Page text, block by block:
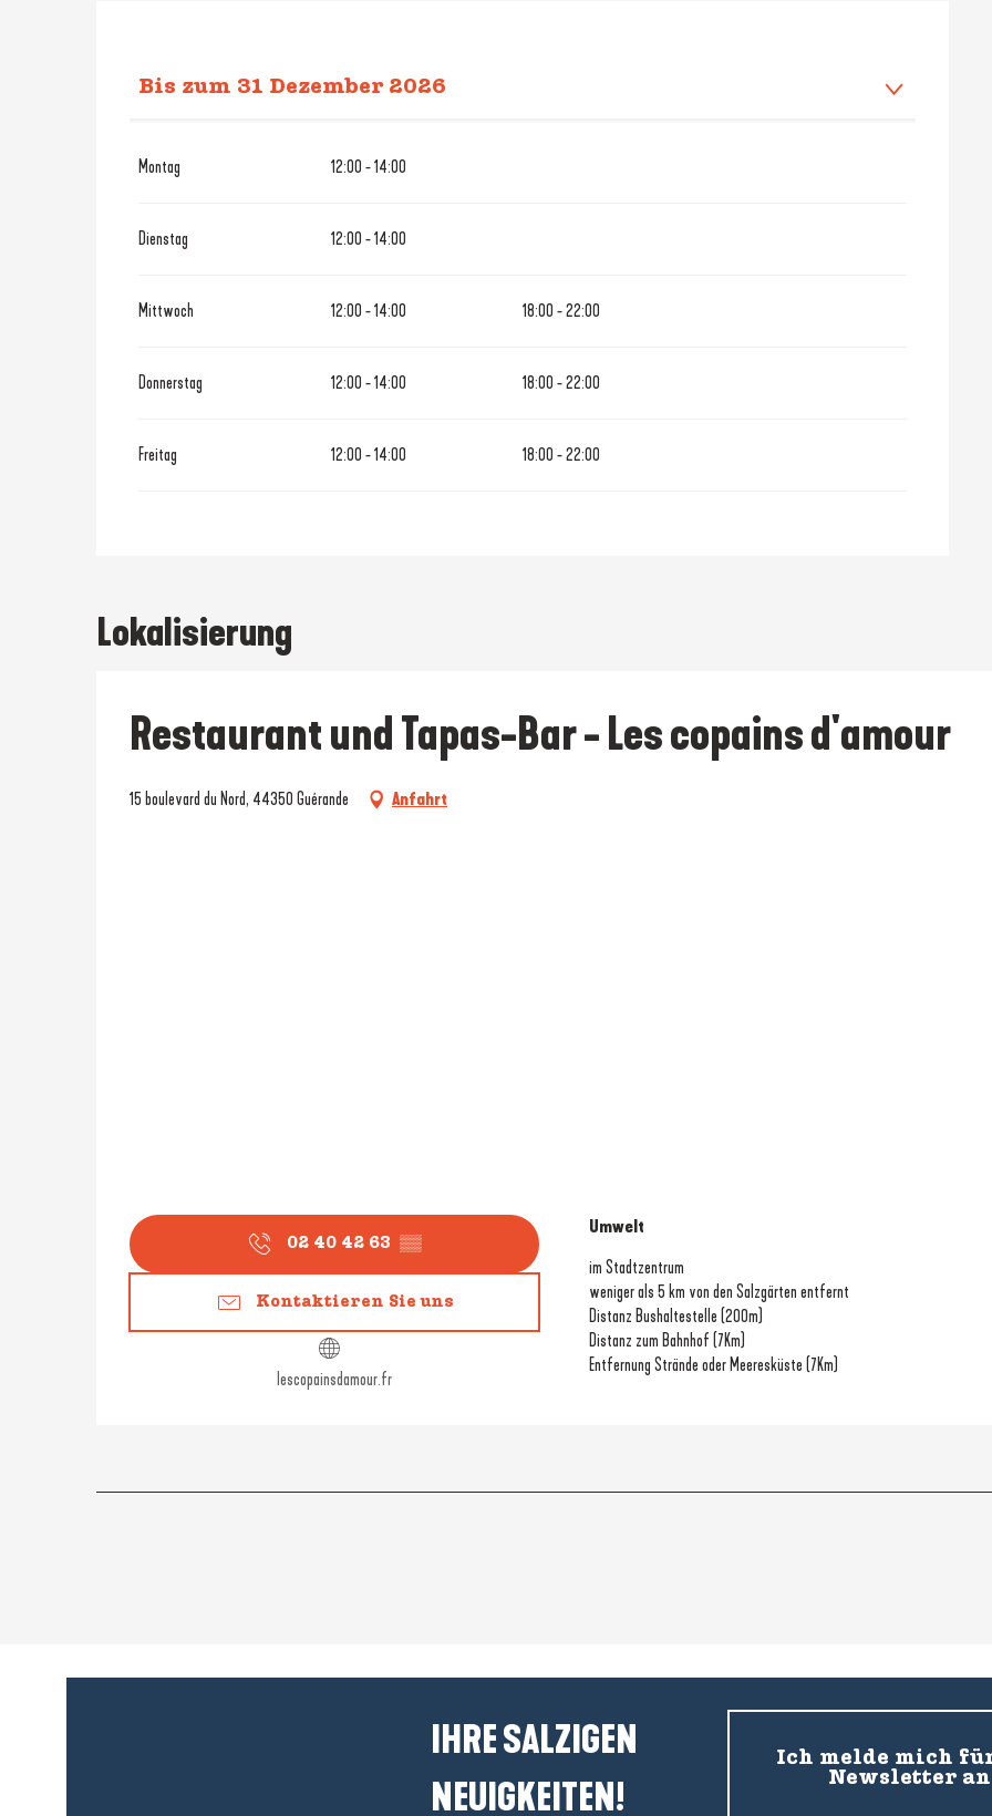
Bis zum 31 Dezember 2026
Montag 12:00 - 14:00
Dienstag 12:00 - 14:00
Mittwoch 12:00 - 14:00 18:00 - 22:00
Donnerstag 12:00 - 14:00 18:00 - 22:00
Freitag 12:00 - 14:00 18:00 - 22:00
Lokalisierung
Restaurant und Tapas-Bar - Les copains d'amour
15 boulevard du Nord, 44350 Guérande Anfahrt
02 40 42 63 ▒▒
Kontaktieren Sie uns
lescopainsdamour.fr
Umwelt
Umwelt
im Stadtzentrum
weniger als 5 km von den Salzgärten entfernt
Distanz Bushaltestelle (200m)
Distanz zum Bahnhof (7Km)
Entfernung Strände oder Meeresküste (7Km)
IHRE SALZIGEN
NEUIGKEITEN!
Ich melde mich
Newsletter an